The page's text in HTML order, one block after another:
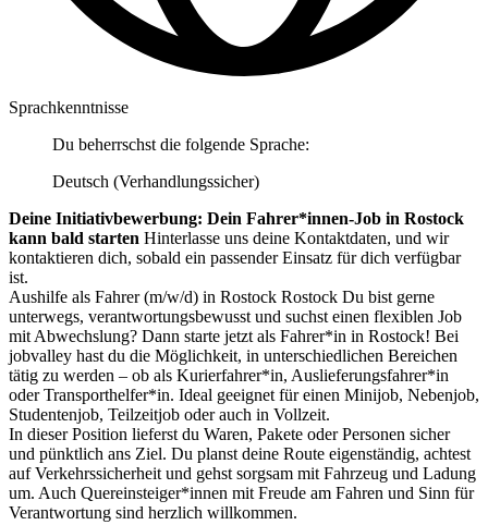
Sprachkenntnisse
Du beherrschst die folgende Sprache:
Deutsch (Verhandlungssicher)
Deine Initiativbewerbung: Dein Fahrer*innen-Job in Rostock
kann bald starten Hinterlasse uns deine Kontaktdaten, und wir
kontaktieren dich, sobald ein passender Einsatz für dich verfügbar
ist.
Aushilfe als Fahrer (m/w/d) in Rostock Rostock Du bist gerne
unterwegs, verantwortungsbewusst und suchst einen flexiblen Job
mit Abwechslung? Dann starte jetzt als Fahrer*in in Rostock! Bei
jobvalley hast du die Möglichkeit, in unterschiedlichen Bereichen
tätig zu werden – ob als Kurierfahrer*in, Auslieferungsfahrer*in
oder Transporthelfer*in. Ideal geeignet für einen Minijob, Nebenjob,
Studentenjob, Teilzeitjob oder auch in Vollzeit.
In dieser Position lieferst du Waren, Pakete oder Personen sicher
und pünktlich ans Ziel. Du planst deine Route eigenständig, achtest
auf Verkehrssicherheit und gehst sorgsam mit Fahrzeug und Ladung
um. Auch Quereinsteiger*innen mit Freude am Fahren und Sinn für
Verantwortung sind herzlich willkommen.